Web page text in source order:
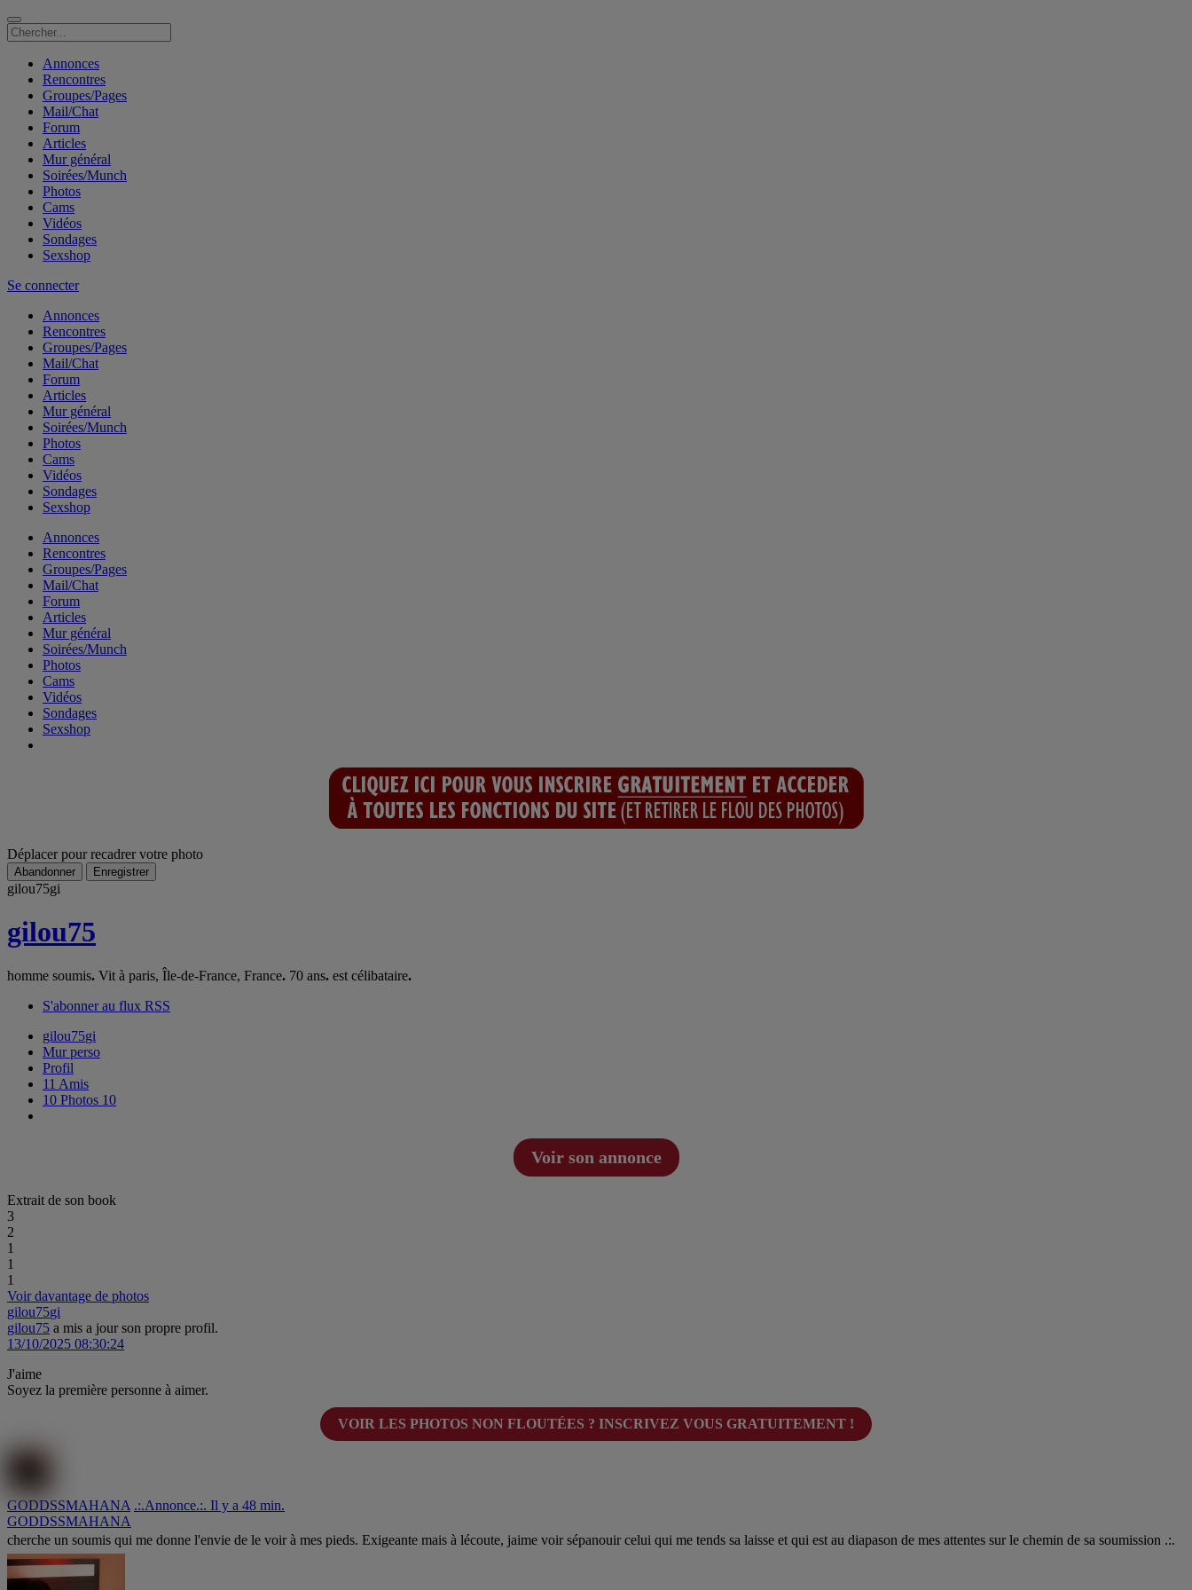
Annonces
Rencontres
Groupes/Pages
Mail/Chat
Forum
Articles
Mur général
Soirées/Munch
Photos
Cams
Vidéos
Sondages
Sexshop
Se connecter
Annonces
Rencontres
Groupes/Pages
Mail/Chat
Forum
Articles
Mur général
Soirées/Munch
Photos
Cams
Vidéos
Sondages
Sexshop
Annonces
Rencontres
Groupes/Pages
Mail/Chat
Forum
Articles
Mur général
Soirées/Munch
Photos
Cams
Vidéos
Sondages
Sexshop
Déplacer pour recadrer votre photo
Abandonner Enregistrer
gilou75gi
gilou75
homme soumis. Vit à paris, Île-de-France, France. 70 ans. est célibataire.
S'abonner au flux RSS
gilou75gi
Mur perso
Profil
11 Amis
10 Photos 10
Voir son annonce
Extrait de son book
3
2
1
1
1
Voir davantage de photos
gilou75gi
gilou75 a mis a jour son propre profil.
13/10/2025 08:30:24
J'aime
Soyez la première personne à aimer.
VOIR LES PHOTOS NON FLOUTÉES ? INSCRIVEZ VOUS GRATUITEMENT !
GODDSSMAHANA .:.Annonce.:. Il y a 48 min.
GODDSSMAHANA
cherche un soumis qui me donne l'envie de le voir à mes pieds. Exigeante mais à lécoute, jaime voir sépanouir celui qui me tends sa laisse et qui est au diapason de mes attentes sur le chemin de sa soumission .:.